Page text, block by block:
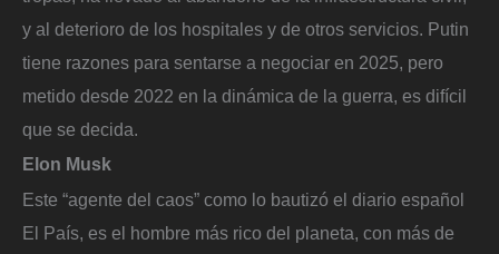
y al deterioro de los hospitales y de otros servicios. Putin
tiene razones para sentarse a negociar en 2025, pero
metido desde 2022 en la dinámica de la guerra, es difícil
que se decida.
Elon Musk
Este “agente del caos” como lo bautizó el diario español
El País, es el hombre más rico del planeta, con más de